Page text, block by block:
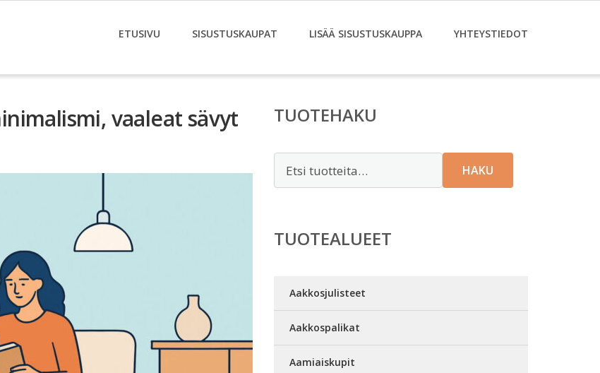
ETUSIVU SISUSTUSKAUPAT LISÄÄ SISUSTUSKAUPPA YHTEYSTIEDOT
vaaleat sävyt
TUOTEHAKU
HAKU
TUOTEALUEET
Aakkosjulisteet
Aakkospalikat
Aamiaiskupit